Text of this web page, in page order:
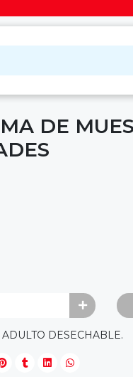
DE
DESECHABLE.